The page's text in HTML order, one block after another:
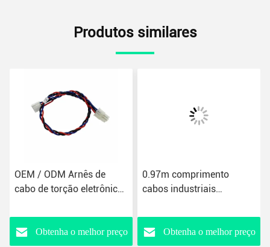
Produtos similares
OEM / ODM Arnês de
cabo de torção eletrônico
fixação
Obtenha o melhor preço
0.97m comprimento
cabos industriais
de proteção
personalizada buchas
Obtenha o melhor preço